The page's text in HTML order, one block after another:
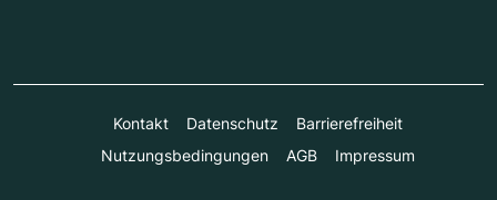
Kontakt Datenschutz
Barrierefreiheit
Nutzungsbedingungen
AGB Impressum